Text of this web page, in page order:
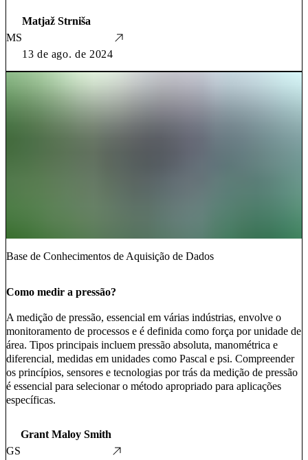
MS
Matjaž Strniša
13 de ago. de 2024
Base de Conhecimentos de Aquisição de Dados
Como medir a pressão?
A medição de pressão, essencial em várias indústrias, envolve o
monitoramento de processos e é definida como força por unidade de
área. Tipos principais incluem pressão absoluta, manométrica e
diferencial, medidas em unidades como Pascal e psi. Compreender
os princípios, sensores e tecnologias por trás da medição de pressão
é essencial para selecionar o método apropriado para aplicações
específicas.
GS
Grant Maloy Smith